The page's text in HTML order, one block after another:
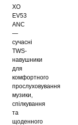
XO
EV53
ANC
—
сучасні
TWS-
навушники
для
комфортного
прослуховування
музики,
спілкування
та
щоденного